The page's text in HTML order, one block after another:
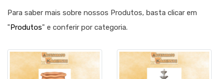
Para saber mais sobre nossos Produtos, basta clicar em
"Produtos" e conferir por categoria.